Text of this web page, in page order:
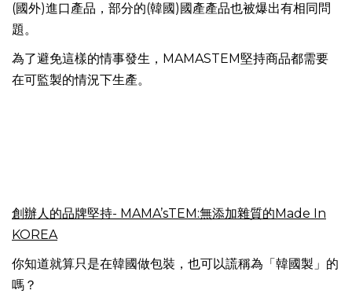
(國外)進口產品，部分的(韓國)國產產品也被爆出有相同問
題。
為了避免這樣的情事發生，MAMASTEM堅持商品都需要
在可監製的情況下生產。
創辦人的品牌堅持- MAMA’sTEM:無添加雜質的Made In
KOREA
你知道就算只是在韓國做包裝，也可以謊稱為「韓國製」的
嗎？